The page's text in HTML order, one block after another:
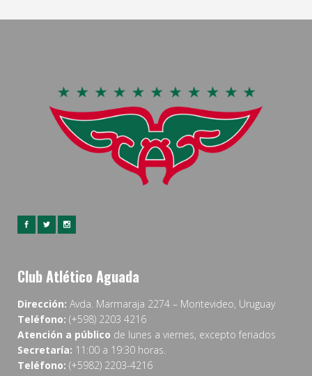
Club Atlético Aguada
Dirección: Avda. Marmaraja 2274 – Montevideo, Uruguay
Teléfono: (+598) 2203 4216
Atención a público de lunes a viernes, excepto feriados
Secretaría: 11:00 a 19:30 horas.
Teléfono: (+5982) 2203-4216